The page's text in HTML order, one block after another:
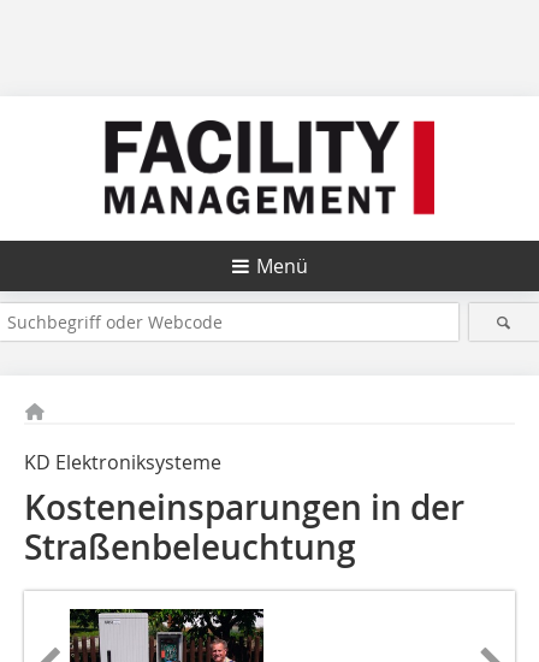
Menü
KD Elektroniksysteme
Kosteneinsparungen in der
Straßenbeleuchtung